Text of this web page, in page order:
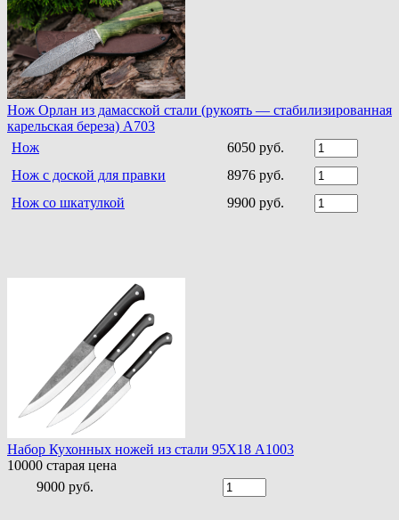
Нож Орлан из дамасской стали (рукоять — стабилизированная
карельская береза) A703
Нож
6050 руб.
Нож с доской для правки
8976 руб.
Нож со шкатулкой
9900 руб.
Набор Кухонных ножей из стали 95Х18 A1003
10000 старая цена
9000 руб.